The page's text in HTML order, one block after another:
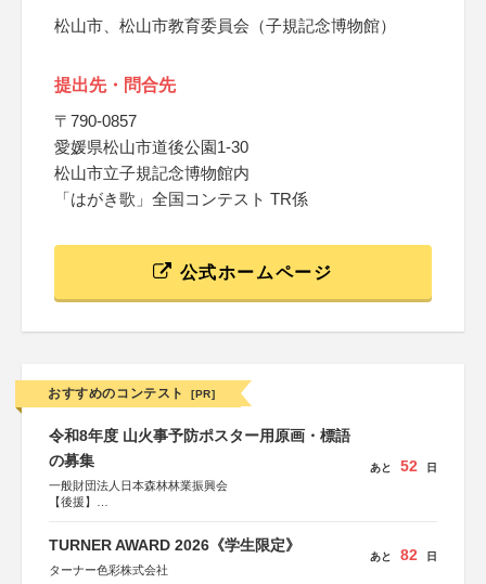
松山市、松山市教育委員会（子規記念博物館）
提出先・問合先
〒790-0857
愛媛県松山市道後公園1-30
松山市立子規記念博物館内
「はがき歌」全国コンテスト TR係
公式ホームページ
おすすめのコンテスト [PR]
令和8年度 山火事予防ポスター用原画・標語
の募集
一般財団法人日本森林林業振興会
【後援】
あと 52 日
TURNER AWARD 2026《学生限定》
ターナー色彩株式会社
あと 82 日